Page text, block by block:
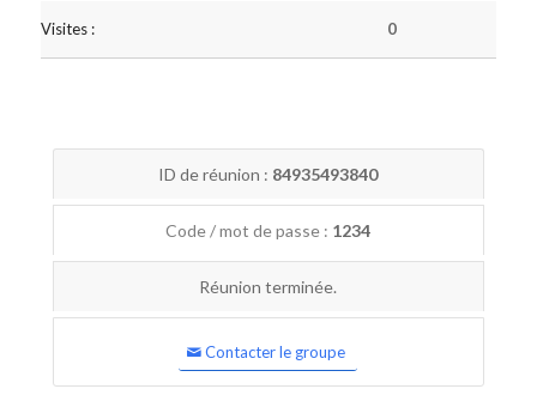
Visites : 0
ID de réunion : 84935493840
Code / mot de passe : 1234
Réunion terminée.
Contacter le groupe